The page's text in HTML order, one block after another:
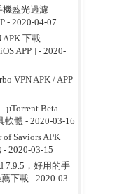
機藍光過濾
- 2020-04-07
APK 下載
APP ]- 2020-
VPN APK / APP
µTorrent Beta
軟體 - 2020-03-16
Saviors APK
- 2020-03-15
7.9.5，好用的手
下載- 2020-03-